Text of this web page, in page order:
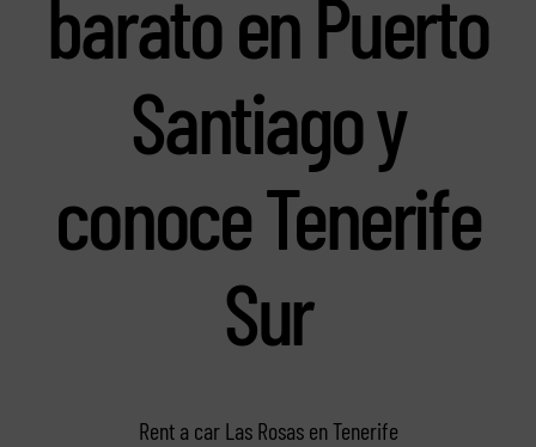
barato en Puerto
Santiago y
conoce Tenerife
Sur
Rent a car Las Rosas en Tenerife